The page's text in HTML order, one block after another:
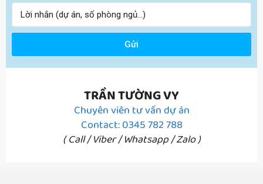
Gửi
TRẦN TƯỜNG VY
Chuyên viên tư vấn dự án
Contact: 0345 782 788
( Call / Viber / Whatsapp / Zalo )